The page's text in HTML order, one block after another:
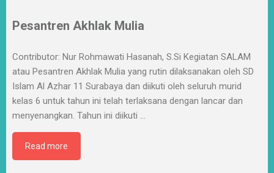
Pesantren Akhlak Mulia
Contributor: Nur Rohmawati Hasanah, S.Si Kegiatan SALAM
atau Pesantren Akhlak Mulia yang rutin dilaksanakan oleh SD
Islam Al Azhar 11 Surabaya dan diikuti oleh seluruh murid
kelas 6 untuk tahun ini telah terlaksana dengan lancar dan
menyenangkan. Tahun ini diikuti …
Read more